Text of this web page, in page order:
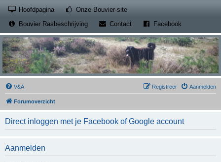
Hoofdpagina Onze Bouvier-site(Opens a new tab)
Bouvier Rasbeschrijving
Contact(Opens a new tab)
Facebook
V&A Aanmelden
Registreer
Forumoverzicht
Direct inloggen met je Facebook of Google account
Aanmelden